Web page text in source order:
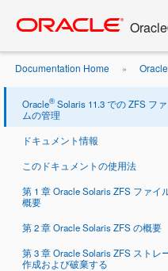
content
Documentation Home »
スの問題のトラブルシューティング
Oracle® Solaris 11.3 での ZFS フ
ムの管理
ドキュメント情報
このドキュメントの使用法
第 1 章 Oracle Solaris ZFS ファイ
概要
第 2 章 Oracle Solaris ZFS の概要
第 3 章 Oracle Solaris ZFS ストレ
作成および破棄する